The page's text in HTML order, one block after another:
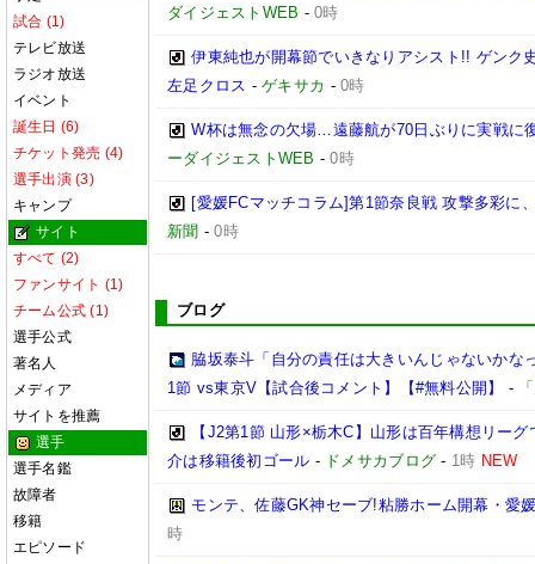
試合 (1)
テレビ放送
ラジオ放送
イベント
誕生日 (6)
チケット発売 (4)
選手出演 (3)
キャンプ
サイト
すべて (2)
ファンサイト (1)
チーム公式 (1)
選手公式
著名人
メディア
サイトを推薦
選手
選手名鑑
故障者
移籍
エピソード
ダイジェストWEB -0時
伊東純也が開幕節でいきなりアシスト!! ゲンク
左足クロス -ゲキサカ -0時
W杯は無念の欠場…遠藤航が70日ぶりに実戦に
ーダイジェストWEB -0時
[愛媛FCマッチコラム]第1節奈良戦 攻撃多彩に
新聞 -0時
ブログ
脇坂泰斗「自分の責任は大きいんじゃないか
1節 vs東京V【試合後コメント】【#無料公開】
-
【J2第1節 山形×栃木C】山形は百年構想リー
介は移籍後初ゴール - ドメサカブログ - 1時 NEW
モンテ、佐藤GK神セーブ!粘勝ホーム開幕・愛
時